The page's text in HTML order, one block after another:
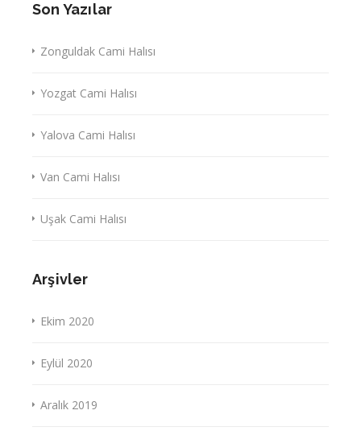
Son Yazılar
Zonguldak Cami Halısı
Yozgat Cami Halısı
Yalova Cami Halısı
Van Cami Halısı
Uşak Cami Halısı
Arşivler
Ekim 2020
Eylül 2020
Aralık 2019